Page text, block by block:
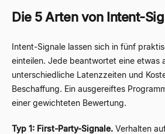
Die 5 Arten von Intent-
Intent-Signale lassen sich in fünf
einteilen. Jede beantwortet eine etwas
unterschiedliche Latenzzeiten und
Beschaffung. Ein ausgereiftes
einer gewichteten Bewertung.
Typ 1: First-Party-Signale. Verhalten